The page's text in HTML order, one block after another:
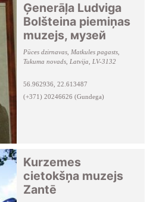
Ģenerāļa Ludviga
Bolšteina piemiņas
muzejs, музей
Pūces dzirnavas, Matkules pagasts,
Tukuma novads, Latvija, LV-3132
56.962936, 22.613487
(+371) 20246626 (Gundega)
Kurzemes
cietokšņa muzejs
Zantē